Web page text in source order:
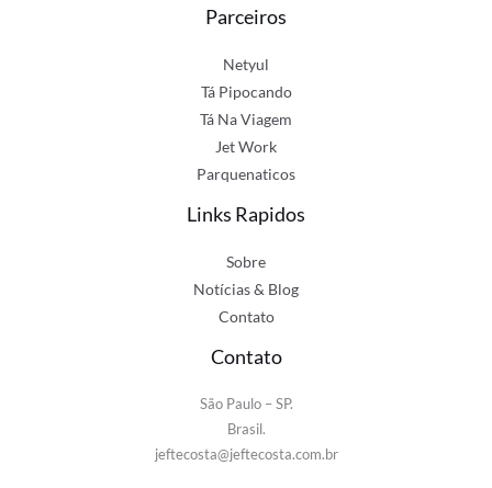
Parceiros
Netyul
Tá Pipocando
Tá Na Viagem
Jet Work
Parquenaticos
Links Rapidos
Sobre
Notícias & Blog
Contato
Contato
São Paulo – SP.
Brasil.
jeftecosta@jeftecosta.com.br